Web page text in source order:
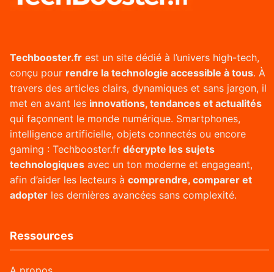
Techbooster.fr est un site dédié à l’univers high-tech,
conçu pour rendre la technologie accessible à tous. À
travers des articles clairs, dynamiques et sans jargon, il
met en avant les innovations, tendances et actualités
qui façonnent le monde numérique. Smartphones,
intelligence artificielle, objets connectés ou encore
gaming : Techbooster.fr décrypte les sujets
technologiques avec un ton moderne et engageant,
afin d’aider les lecteurs à comprendre, comparer et
adopter les dernières avancées sans complexité.
Ressources